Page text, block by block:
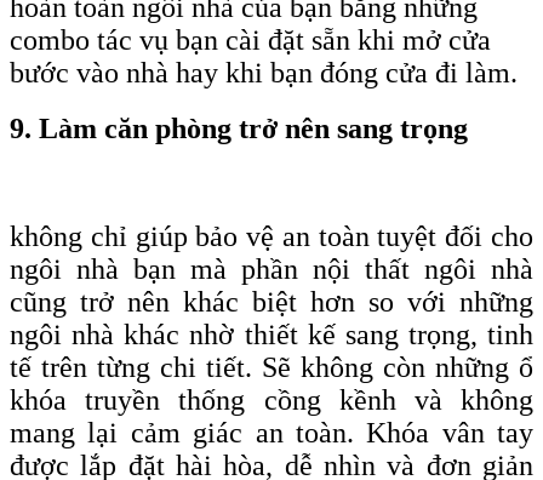
hoàn toàn ngôi nhà của bạn bằng những
combo tác vụ bạn cài đặt sẵn khi mở cửa
bước vào nhà hay khi bạn đóng cửa đi làm.
9. Làm căn phòng trở nên sang trọng
không chỉ giúp bảo vệ an toàn tuyệt đối cho
ngôi nhà bạn mà phần nội thất ngôi nhà
cũng trở nên khác biệt hơn so với những
ngôi nhà khác nhờ thiết kế sang trọng, tinh
tế trên từng chi tiết. Sẽ không còn những ổ
khóa truyền thống cồng kềnh và không
mang lại cảm giác an toàn. Khóa vân tay
được lắp đặt hài hòa, dễ nhìn và đơn giản